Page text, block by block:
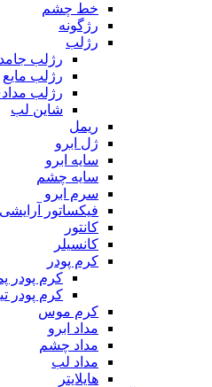
خط چشم
رژگونه
رژلب
رژلب جامد
رژلب مایع
رژلب مدادی
شاین لب
ریمل
ژل ابرو
سایه ابرو
سایه چشم
سرم ابرو
فیکساتور آرایشی
کانتور
کانسیلر
کرم پودر
کرم پودر پمپی
کرم پودر تیوپی
کرم موس
مداد ابرو
مداد چشم
مداد لب
هایلایتر